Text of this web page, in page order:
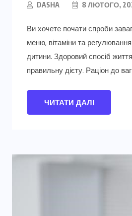
DASHA 8 ЛЮТОГО,
Ви хочете почати спроби
меню, вітаміни та
дитини. Здоровий спосіб
правильну дієту. Раціон до
ЧИТАТИ ДАЛІ